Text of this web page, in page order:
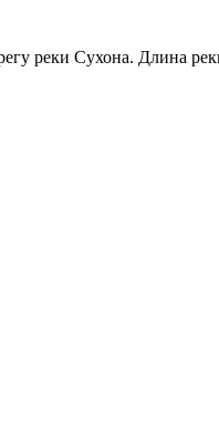
реки Сухона. Длина